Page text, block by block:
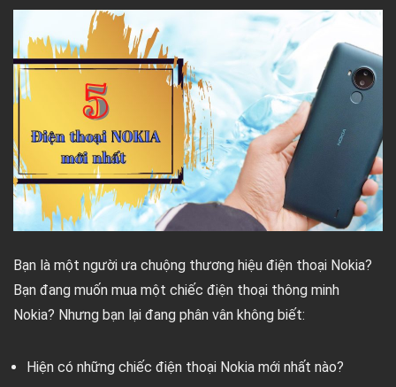
Bạn là một người ưa chuộng thương hiệu điện thoại Nokia?
Bạn đang muốn mua một chiếc điện thoại thông minh
Nokia? Nhưng bạn lại đang phân vân không biết:
Hiện có những chiếc điện thoại Nokia mới nhất nào?